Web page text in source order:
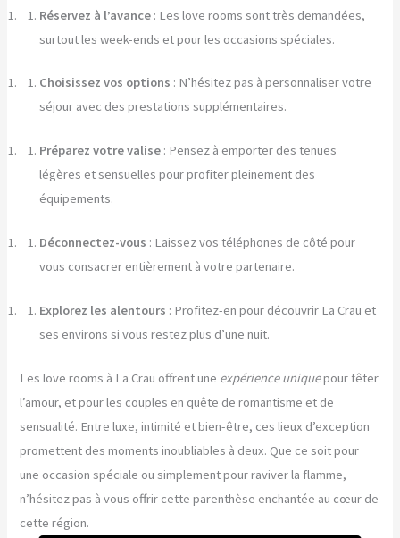
Réservez à l’avance : Les love rooms sont très demandées,
surtout les week-ends et pour les occasions spéciales.
Choisissez vos options : N’hésitez pas à personnaliser votre
séjour avec des prestations supplémentaires.
Préparez votre valise : Pensez à emporter des tenues
légères et sensuelles pour profiter pleinement des
équipements.
Déconnectez-vous : Laissez vos téléphones de côté pour
vous consacrer entièrement à votre partenaire.
Explorez les alentours : Profitez-en pour découvrir La Crau et
ses environs si vous restez plus d’une nuit.
Les love rooms à La Crau offrent une expérience uniquepour fêter
l’amour, et pour les couples en quête de romantisme et de
sensualité. Entre luxe, intimité et bien-être, ces lieux d’exception
promettent des moments inoubliables à deux. Que ce soit pour
une occasion spéciale ou simplement pour raviver la flamme,
n’hésitez pas à vous offrir cette parenthèse enchantée au cœur de
cette région.